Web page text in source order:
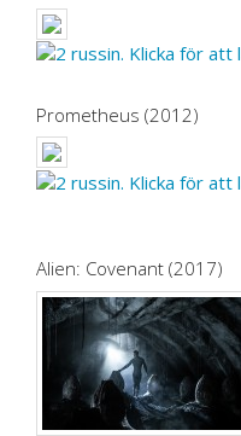
Prometheus (2012)
Alien: Covenant (2017)